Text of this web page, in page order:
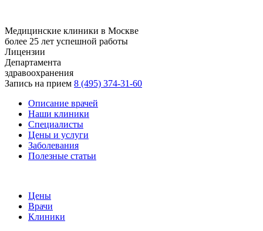
Медицинские клиники в Москве
более 25 лет успешной работы
Лицензии
Департамента
здравоохранения
Запись на прием 8 (495) 374-31-60
Описание врачей
Наши клиники
Специалисты
Цены и услуги
Заболевания
Полезные статьи
Цены
Врачи
Клиники